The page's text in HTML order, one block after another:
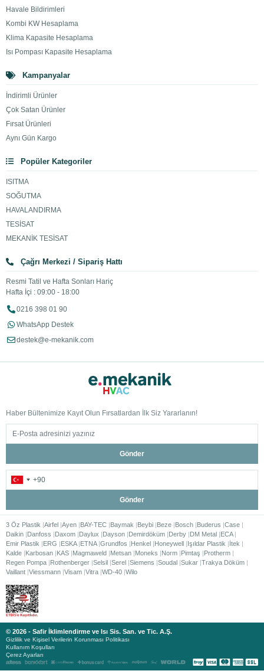
Havale Bildirimleri
Kombi KW Hesaplama
Klima Kapasite Hesaplama
Isı Pompası Kapasite Hesaplama
Kampanyalar
İndirimli Ürünler
Çok Satan Ürünler
Fırsat Ürünleri
Aynı Gün Kargo
Popüler Kategoriler
ISITMA
SOĞUTMA
HAVALANDIRMA
TESİSAT
MEKANİK TESİSAT
Çağrı Merkezi / Sipariş Hattı
Resmi Tatil ve Hafta Sonları Hariç
Hafta İçi : 09:00 - 18:00
0216 398 01 90
WhatsApp Destek
destek@e-mekanik.com
Haber Bültenimize Kayıt Olun Fırsatlardan İlk Siz Yararlanın!
Gönder
Gönder
3 Öz Plastik Airfel Ayen BAY-TEC Baymak Beybi Beze Bosch Buderus Case
Daikin Danfoss Daxom Daylux Dayson Demirdöküm Derby DM Metal ECA
Emir Plastik
ERG ESKA ETNA Grundfos Henkel Honeywell Işıldar Plastik
İtek
Kalde Karbosan KAS Magmaweld Metsan Moneks Norm Pimtaş
Protherm
Regen Pompa Rothenberger Selsil Serel Siemens Soudal Sukar Trakya Döküm
Vaillant Viessmann Visam Vitra WD-40 Wilo
© 2026 - Safir İklimlendirme ve Isı Sis. San. ve Tic. A.Ş.
Gizlilik ve Kişisel Verilerin Korunması Politikası
Kullanım Koşulları
Çerez Ayarları